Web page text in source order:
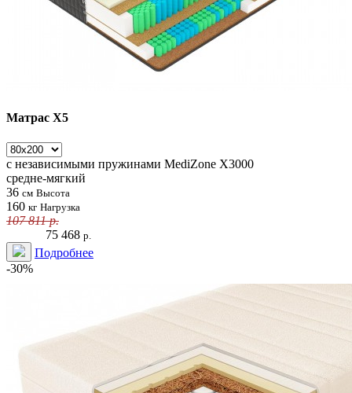
Матрас Х5
с независимыми пружинами MediZone X3000
средне-мягкий
36 см Высота
160 кг Нагрузка
107 811р.
75 468 р.
Подробнее
-30%